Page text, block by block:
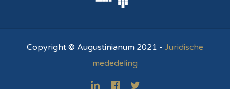
Copyright © Augustinianum 2021 - Juridische
mededeling